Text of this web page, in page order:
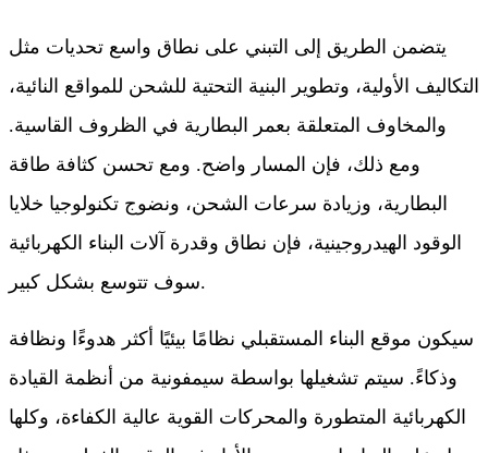
يتضمن الطريق إلى التبني على نطاق واسع تحديات مثل
التكاليف الأولية، وتطوير البنية التحتية للشحن للمواقع النائية،
والمخاوف المتعلقة بعمر البطارية في الظروف القاسية.
ومع ذلك، فإن المسار واضح. ومع تحسن كثافة طاقة
البطارية، وزيادة سرعات الشحن، ونضوج تكنولوجيا خلايا
الوقود الهيدروجينية، فإن نطاق وقدرة آلات البناء الكهربائية
سوف تتوسع بشكل كبير.
سيكون موقع البناء المستقبلي نظامًا بيئيًا أكثر هدوءًا ونظافة
وذكاءً. سيتم تشغيلها بواسطة سيمفونية من أنظمة القيادة
الكهربائية المتطورة والمحركات القوية عالية الكفاءة، وكلها